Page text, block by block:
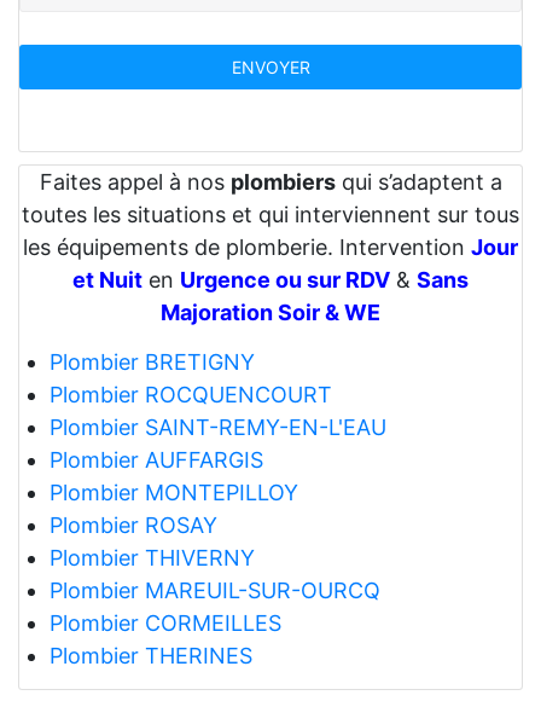
Faites appel à nos plombiersqui s’adaptent a
toutes les situations et qui interviennent sur tous
les équipements de plomberie. Intervention Jour
et Nuit en Urgence ou sur RDV & Sans
Majoration Soir & WE
Plombier BRETIGNY
Plombier ROCQUENCOURT
Plombier SAINT-REMY-EN-L'EAU
Plombier AUFFARGIS
Plombier MONTEPILLOY
Plombier ROSAY
Plombier THIVERNY
Plombier MAREUIL-SUR-OURCQ
Plombier CORMEILLES
Plombier THERINES